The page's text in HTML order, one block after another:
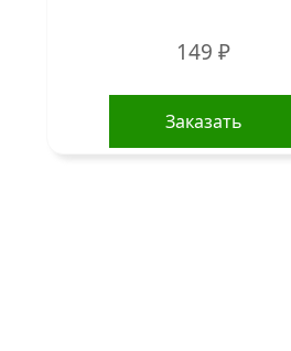
149₽
Заказать